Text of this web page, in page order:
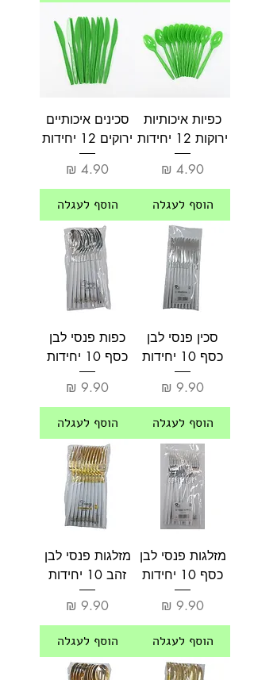
כפיות איכותיות
ירוקות 12 יחידות
מחיר
הוסף לעגלה
סכינים איכותיים
ירוקים 12 יחידות
מחיר
הוסף לעגלה
סכין פנסי לבן
כסף 10 יחידות
מחיר
הוסף לעגלה
כפות פנסי לבן
כסף 10 יחידות
מחיר
הוסף לעגלה
מזלגות פנסי לבן
כסף 10 יחידות
מחיר
הוסף לעגלה
מזלגות פנסי לבן
זהב 10 יחידות
מחיר
הוסף לעגלה